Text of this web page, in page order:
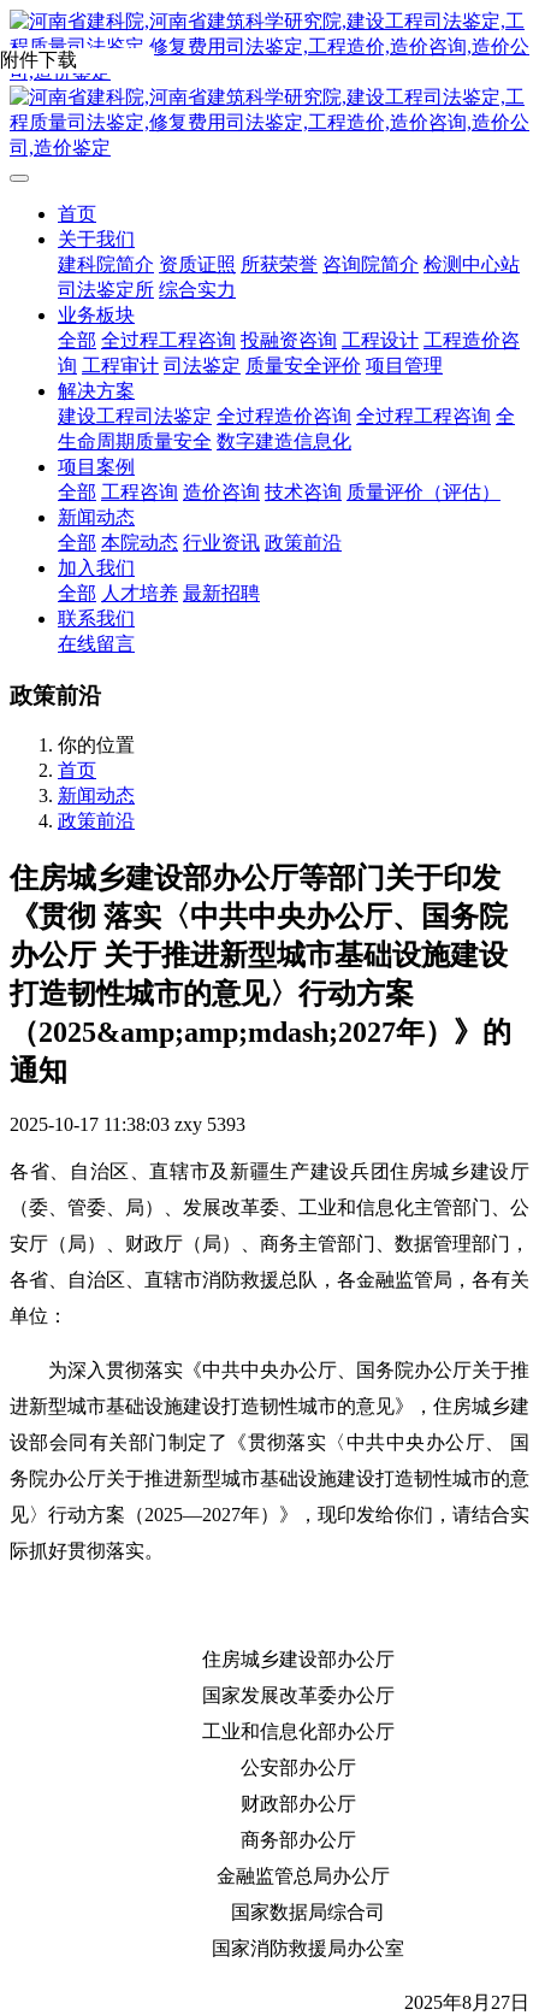
首页
关于我们
建科院简介 资质证照 所获荣誉 咨询院简介 检测中心站
司法鉴定所 综合实力
业务板块
全部 全过程工程咨询 投融资咨询 工程设计 工程造价咨
询 工程审计 司法鉴定 质量安全评价 项目管理
解决方案
建设工程司法鉴定 全过程造价咨询 全过程工程咨询 全
生命周期质量安全 数字建造信息化
项目案例
全部 工程咨询 造价咨询 技术咨询 质量评价（评估）
新闻动态
全部 本院动态 行业资讯 政策前沿
加入我们
全部 人才培养 最新招聘
联系我们
在线留言
政策前沿
你的位置
首页
新闻动态
政策前沿
住房城乡建设部办公厅等部门关于印发
《贯彻 落实〈中共中央办公厅、国务院
办公厅 关于推进新型城市基础设施建设
打造韧性城市的意见〉行动方案
（2025&amp;amp;mdash;2027年）》的
通知
2025-10-17 11:38:03 zxy 5393
各省、自治区、直辖市及新疆生产建设兵团住房城乡建设厅
（委、管委、局）、发展改革委、工业和信息化主管部门、公
安厅（局）、财政厅（局）、商务主管部门、数据管理部门，
各省、自治区、直辖市消防救援总队，各金融监管局，各有关
单位：
为深入贯彻落实《中共中央办公厅、国务院办公厅关于推
进新型城市基础设施建设打造韧性城市的意见》，住房城乡建
设部会同有关部门制定了《贯彻落实〈中共中央办公厅、 国
务院办公厅关于推进新型城市基础设施建设打造韧性城市的意
见〉行动方案（2025—2027年）》，现印发给你们，请结合实
际抓好贯彻落实。
住房城乡建设部办公厅
国家发展改革委办公厅
工业和信息化部办公厅
公安部办公厅
财政部办公厅
商务部办公厅
金融监管总局办公厅
国家数据局综合司
国家消防救援局办公室
2025年8月27日
附件下载